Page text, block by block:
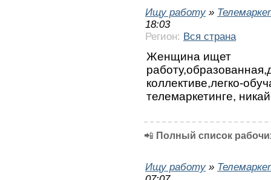
Ищу работу »
18:03
Регион: Вся страна
Женщина ищет
коллективе,легко-
телемаркетинге,
📲 Полный список
Ищу работу »